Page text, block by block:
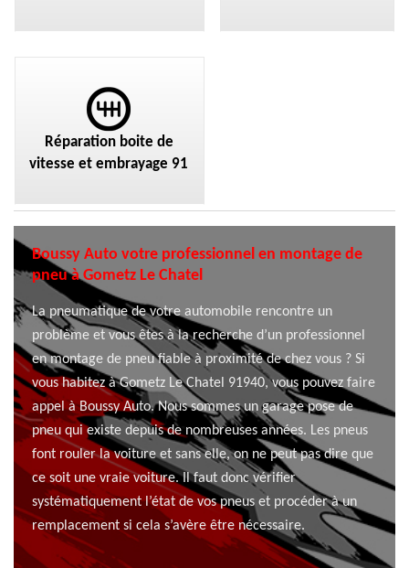
Réparation boite de
vitesse et embrayage 91
Boussy Auto votre professionnel en montage de
pneu à Gometz Le Chatel
La pneumatique de votre automobile rencontre un
problème et vous êtes à la recherche d’un professionnel
en montage de pneu fiable à proximité de chez vous ? Si
vous habitez à Gometz Le Chatel 91940, vous pouvez faire
appel à Boussy Auto. Nous sommes un garage pose de
pneu qui existe depuis de nombreuses années. Les pneus
font rouler la voiture et sans elle, on ne peut pas dire que
ce soit une vraie voiture. Il faut donc vérifier
systématiquement l’état de vos pneus et procéder à un
remplacement si cela s’avère être nécessaire.